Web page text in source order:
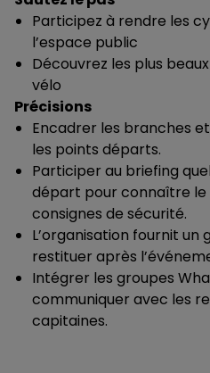
Participez à rendre les
l’espace public
Découvrez les plus
vélo
Précisions
Encadrer les branches
les points départs.
Participer au briefing
départ pour connaître le
consignes de sécurité.
L’organisation fournit un
restituer après
Intégrer les groupes
communiquer avec les
capitaines.